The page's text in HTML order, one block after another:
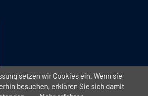
setzen wir Cookies ein. Wenn sie
besuchen, erklären Sie sich damit